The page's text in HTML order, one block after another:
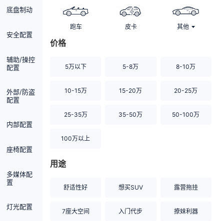
底盘制动
安全配置
辅助/操控
配置
外部/防盗
配置
内部配置
座椅配置
多媒体配
置
灯光配置
跑车 皮卡 其他
价格
5万以下 5-8万 8-10万
10-15万 15-20万 20-25万
25-35万 35-50万 50-100万
100万以上
用途
舒适性好 想买SUV 露营拖挂
7座大空间 入门代步 撩妹利器